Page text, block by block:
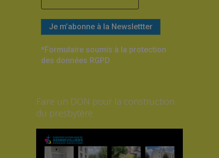
*Formulaire soumis à la protection
des données RGPD
Faire un DON pour la construction
du presbytère